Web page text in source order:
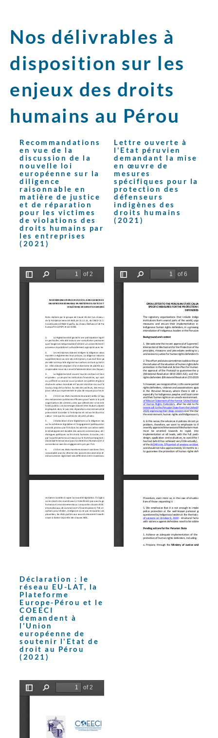
Nos délivrables à
disposition sur les
enjeux des droits
humains au Pérou
Recommandations
en vue de la
discussion de la
nouvelle loi
européenne sur la
diligence
raisonnable en
matière de justice
et de réparation
pour les victimes
de violations des
droits humains par
les entreprises
(2021)
Lettre ouverte à
l'Etat péruvien
demandant la mise
en œuvre de
mesures
spécifiques pour la
protection des
défenseurs
indigènes des
droits humains
(2021)
Déclaration : le
réseau EU-LAT, la
Plateforme
Europe-Pérou et le
COEECI
demandent à
l'Union
européenne de
soutenir l'Etat de
droit au Pérou
(2021)